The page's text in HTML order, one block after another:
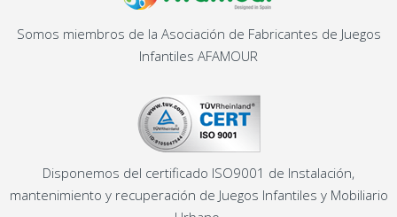
Somos miembros de la Asociación de Fabricantes de Juegos
Infantiles AFAMOUR
Disponemos del certificado ISO9001 de Instalación,
mantenimiento y recuperación de Juegos Infantiles y Mobiliario